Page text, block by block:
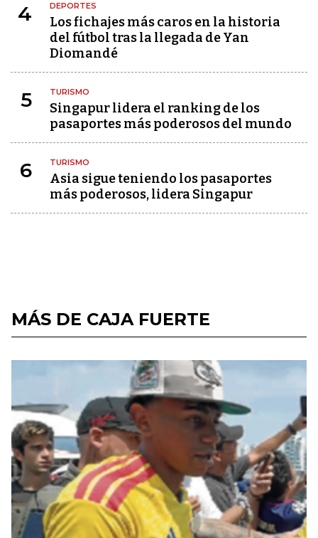
4 DEPORTES
Los fichajes más caros en la historia
del fútbol tras la llegada de Yan
Diomandé
5 TURISMO
Singapur lidera el ranking de los
pasaportes más poderosos del mundo
6 TURISMO
Asia sigue teniendo los pasaportes
más poderosos, lidera Singapur
MÁS DE CAJA FUERTE